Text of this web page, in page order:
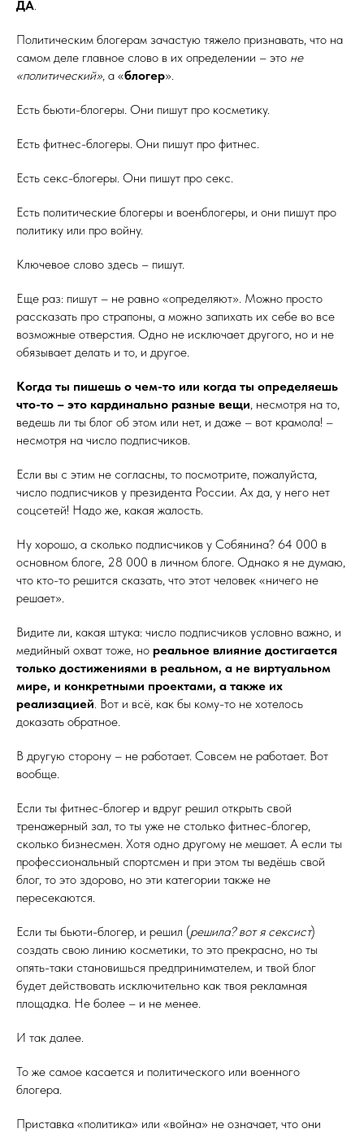
ДА.
Политическим блогерам зачастую тяжело признавать, что на
самом деле главное слово в их определении – это не
«политический», а «блогер».
Есть бьюти-блогеры. Они пишут про косметику.
Есть фитнес-блогеры. Они пишут про фитнес.
Есть секс-блогеры. Они пишут про секс.
Есть политические блогеры и военблогеры, и они пишут про
политику или про войну.
Ключевое слово здесь – пишут.
Еще раз: пишут – не равно «определяют». Можно просто
рассказать про страпоны, а можно запихать их себе во все
возможные отверстия. Одно не исключает другого, но и не
обязывает делать и то, и другое.
Когда ты пишешь о чем-то или когда ты определяешь
что-то – это кардинально разные вещи, несмотря на то,
ведешь ли ты блог об этом или нет, и даже – вот крамола! –
несмотря на число подписчиков.
Если вы с этим не согласны, то посмотрите, пожалуйста,
число подписчиков у президента России. Ах да, у него нет
соцсетей! Надо же, какая жалость.
Ну хорошо, а сколько подписчиков у Собянина? 64 000 в
основном блоге, 28 000 в личном блоге. Однако я не думаю,
что кто-то решится сказать, что этот человек «ничего не
решает».
Видите ли, какая штука: число подписчиков условно важно, и
медийный охват тоже, но реальное влияние достигается
только достижениями в реальном, а не виртуальном
мире, и конкретными проектами, а также их
реализацией. Вот и всё, как бы кому-то не хотелось
доказать обратное.
В другую сторону – не работает. Совсем не работает. Вот
вообще.
Если ты фитнес-блогер и вдруг решил открыть свой
тренажерный зал, то ты уже не столько фитнес-блогер,
сколько бизнесмен. Хотя одно другому не мешает. А если ты
профессиональный спортсмен и при этом ты ведёшь свой
блог, то это здорово, но эти категории также не
пересекаются.
Если ты бьюти-блогер, и решил (решила? вот я сексист)
создать свою линию косметики, то это прекрасно, но ты
опять-таки становишься предпринимателем, и твой блог
будет действовать исключительно как твоя рекламная
площадка. Не более – и не менее.
И так далее.
То же самое касается и политического или военного
блогера.
Приставка «политика» или «война» не означает, что они